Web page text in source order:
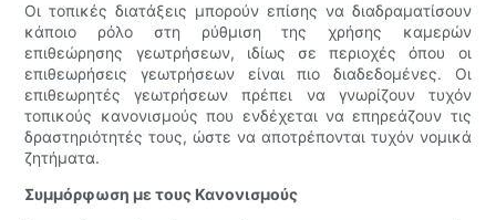
Οι τοπικές διατάξεις μπορούν επίσης να διαδραματίσουν
κάποιο ρόλο στη ρύθμιση της χρήσης καμερών
επιθεώρησης γεωτρήσεων, ιδίως σε περιοχές όπου οι
επιθεωρήσεις γεωτρήσεων είναι πιο διαδεδομένες. Οι
επιθεωρητές γεωτρήσεων πρέπει να γνωρίζουν τυχόν
τοπικούς κανονισμούς που ενδέχεται να επηρεάζουν τις
δραστηριότητές τους, ώστε να αποτρέπονται τυχόν νομικά
ζητήματα.
Συμμόρφωση με τους Κανονισμούς